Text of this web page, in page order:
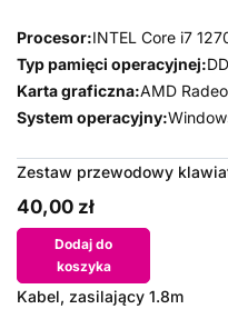
Procesor:INTEL Core i7
Typ pamięci operacyjnej:
Karta graficzna:AMD
System operacyjny:
Zestaw przewodowy
40,00 zł
Dodaj do
koszyka
Kabel, zasilający 1.8m